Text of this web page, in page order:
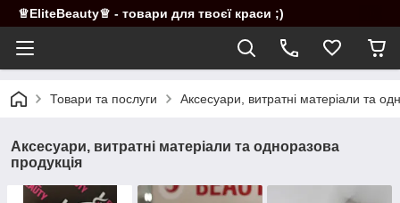
♕EliteBeauty♕ - товари для твоєї краси ;)
Товари та послуги Аксесуари, витратні матеріали та
Аксесуари, витратні матеріали та одноразова
продукція